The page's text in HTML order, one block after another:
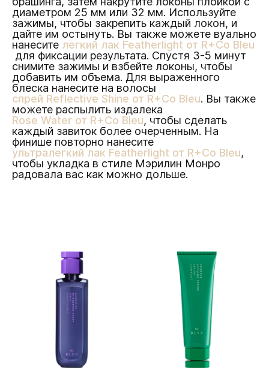
диаметром 25 мм или 32 мм. Используйте
зажимы, чтобы закрепить каждый локон, и
дайте им остынуть. Вы также можете вуально
нанесите легкий лак Featherlight от R+Co Bleu
для фиксации результата. Спустя 3-5 минут
снимите зажимы и взбейте локоны, чтобы
добавить им объема. Для выраженного
блеска нанесите на волосы
спрей Reflective Shine от R+Co Bleu. Вы также
можете распылить издалека
Rose Water от R+Co Bleu, чтобы сделать
каждый завиток более очерченным. На
финише повторно нанесите
ультралегкий лак Featherlight от R+Co Bleu,
чтобы укладка в стиле Мэрилин Монро
радовала вас как можно дольше.